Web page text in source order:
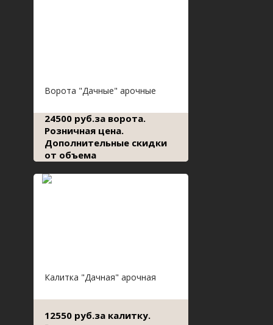
Ворота "Дачные" арочные
24500 руб.за ворота.
Розничная цена.
Дополнительные скидки
от объема
Калитка "Дачная" арочная
12550 руб.за калитку.